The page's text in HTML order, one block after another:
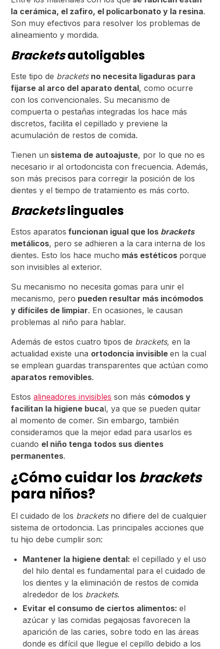
la cerámica, el zafiro, el policarbonato y la resina.
Son muy efectivos para resolver los problemas de
alineamiento y mordida.
Bracketsautoligables
Este tipo de brackets no necesita ligaduras para
fijarse al arco del aparato dental, como ocurre
con los convencionales. Su mecanismo de
compuerta o pestañas integradas los hace más
discretos, facilita el cepillado y previene la
acumulación de restos de comida.
Tienen un sistema de autoajuste, por lo que no es
necesario ir al ortodoncista con frecuencia. Además,
son más precisos para corregir la posición de los
dientes y el tiempo de tratamiento es más corto.
Bracketslinguales
Estos aparatos funcionan igual que los brackets
metálicos, pero se adhieren a la cara interna de los
dientes. Esto los hace mucho más estéticos porque
son invisibles al exterior.
Su mecanismo no necesita gomas para unir el
mecanismo, pero pueden resultar más incómodos
y difíciles de limpiar. En ocasiones, le causan
problemas al niño para hablar.
Además de estos cuatro tipos de brackets,en la
actualidad existe una ortodoncia invisibleen la cual
se emplean guardas transparentes que actúan como
aparatos removibles.
Estosalineadores invisibles son más cómodos y
facilitan la higiene bucal, ya que se pueden quitar
al momento de comer. Sin embargo, también
consideramos que la mejor edad para usarlos es
cuando el niño tenga todos sus dientes
permanentes.
¿Cómo cuidar los brackets
para niños?
El cuidado de los brackets no difiere del de cualquier
sistema de ortodoncia. Las principales acciones que
tu hijo debe cumplir son:
Mantener la higiene dental: el cepillado y el uso
del hilo dental es fundamental para el cuidado de
los dientes y la eliminación de restos de comida
alrededor de los brackets.
Evitar el consumo de ciertos alimentos:el
azúcar y las comidas pegajosas favorecen la
aparición de las caries, sobre todo en las áreas
donde es difícil que llegue el cepillo debido a los